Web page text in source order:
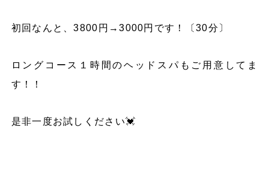
初回なんと、3800円→3000円です！〔30分〕
ロングコース１時間のヘッドスパもご用意してま
す！！
是非一度お試しください💓